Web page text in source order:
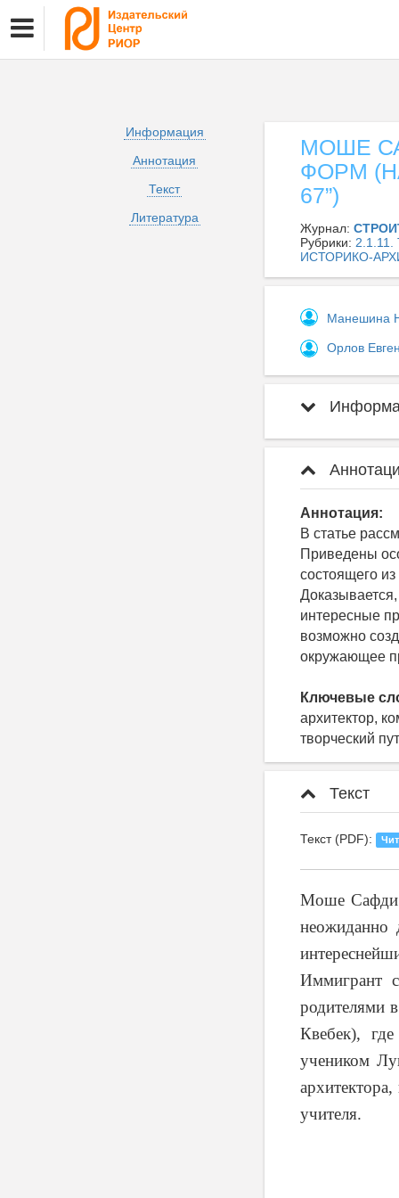
Информация
Аннотация
Текст
Литература
МОШЕ
ФОРМ
67”)
Журнал:
Рубрики:
ИСТОРИКО-
Манешина
Орлов
Аннотация:
В статье
Приведены
состоящего
интересные
возможно
окружающее
Ключевые
архитектор,
творческий
Текст
Текст (PDF):
Моше Сафди
неожиданно
Иммигрант
родителями
Квебек),
учеником
учителя.